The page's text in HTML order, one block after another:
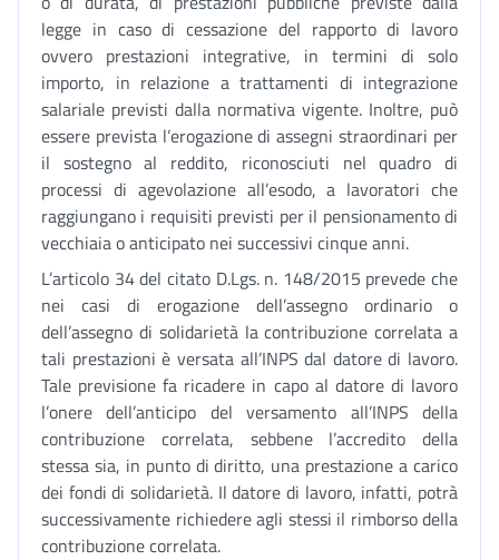
legge in caso di cessazione del rapporto di lavoro
ovvero prestazioni integrative, in termini di solo
importo, in relazione a trattamenti di integrazione
salariale previsti dalla normativa vigente. Inoltre, può
essere prevista l’erogazione di assegni straordinari per
il sostegno al reddito, riconosciuti nel quadro di
processi di agevolazione all’esodo, a lavoratori che
raggiungano i requisiti previsti per il pensionamento di
vecchiaia o anticipato nei successivi cinque anni.
L’articolo 34 del citato D.Lgs. n. 148/2015 prevede che
nei casi di erogazione dell’assegno ordinario o
dell’assegno di solidarietà la contribuzione correlata a
tali prestazioni è versata all’INPS dal datore di lavoro.
Tale previsione fa ricadere in capo al datore di lavoro
l’onere dell’anticipo del versamento all’INPS della
contribuzione correlata, sebbene l’accredito della
stessa sia, in punto di diritto, una prestazione a carico
dei fondi di solidarietà. Il datore di lavoro, infatti, potrà
successivamente richiedere agli stessi il rimborso della
contribuzione correlata.